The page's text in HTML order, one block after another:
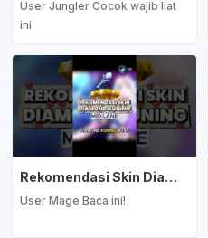
User Jungler Cocok wajib liat
ini
Rekomendasi Skin Diamond Kuning: Mage
User Mage Baca ini!